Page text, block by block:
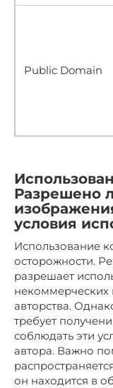
Public Domain
Разрешено
условия
Использование
осторожности.
разрешает
некоммерческих
авторства.
требует
соблюдать эти
автора. Важно
он находится в